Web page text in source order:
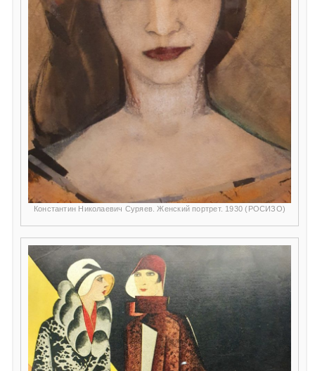
Константин Николаевич Суряев. Женский портрет. 1930 (РОСИЗО)